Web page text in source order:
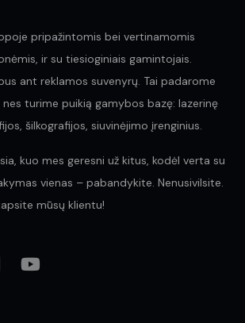
pripažintomis bei vertinamomis
ir su tiesioginiais gamintojais.
ant reklamos suvenyrų. Tai padarome
nes turime puikią gamybos bazę: lazerinę
šilkografijos, siuvinėjimo įrenginius.
kuo mes geresni už kitus, kodėl verta su
vienas – pabandykite. Nenusivilsite.
mūsų klientu!